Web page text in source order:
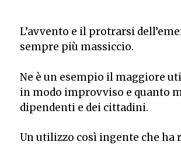
L’avvento e il protrarsi
sempre più massiccio.
Ne è un esempio il maggiore
in modo improvviso e quanto
dipendenti e dei cittadini.
Un utilizzo così ingente che ha